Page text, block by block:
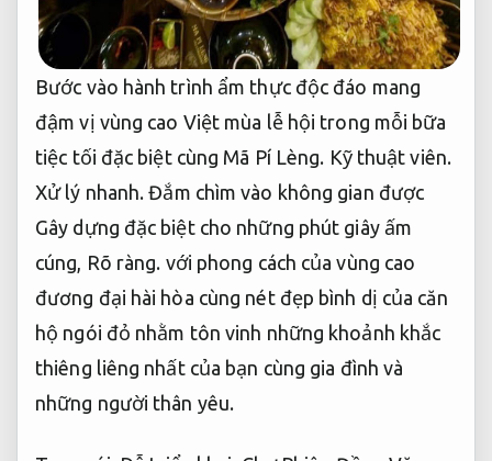
Bước vào hành trình ẩm thực độc đáo mang
đậm vị vùng cao Việt mùa lễ hội trong mỗi bữa
tiệc tối đặc biệt cùng Mã Pí Lèng. Kỹ thuật viên.
Xử lý nhanh. Đắm chìm vào không gian được
Gây dựng đặc biệt cho những phút giây ấm
cúng, Rõ ràng. với phong cách của vùng cao
đương đại hài hòa cùng nét đẹp bình dị của căn
hộ ngói đỏ nhằm tôn vinh những khoảnh khắc
thiêng liêng nhất của bạn cùng gia đình và
những người thân yêu.